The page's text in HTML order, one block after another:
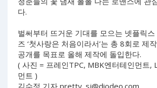
다.
벌써부터 뜨거운 기대를 모으는 넷플릭
즈 ‘첫사랑은 처음이라서’는 총 8회로 제
공개를 목표로 올해 제작에 돌입한다.
( 사진 = 프레인TPC, MBK엔터테인먼트,
먼트 )